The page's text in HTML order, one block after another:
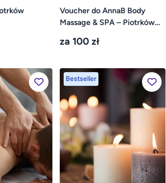
Voucher do AnnaB Body
Massage & SPA – Piotrków
za 100 zł
Bestseller